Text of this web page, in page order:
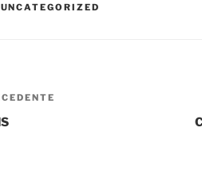
CATEGORIE
UNCATEGORIZED